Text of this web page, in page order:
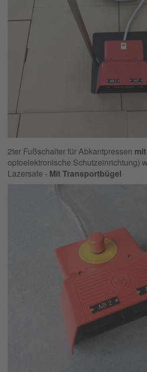
2ter Fußschalter für Abkantpressen
optoelektronische Schutzeinrichtung)
Lazersafe - Mit Transportbügel